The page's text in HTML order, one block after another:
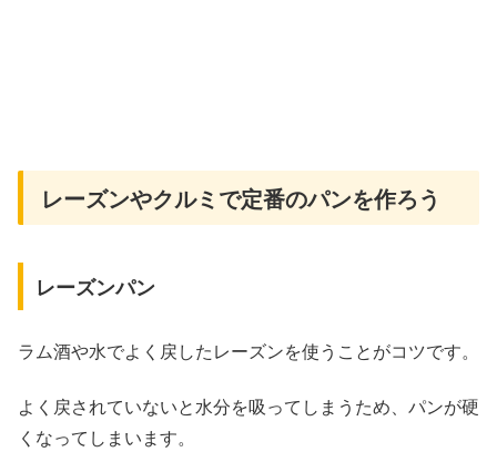
レーズンやクルミで定番のパンを作ろう
レーズンパン
ラム酒や水でよく戻したレーズンを使うことがコツです。
よく戻されていないと水分を吸ってしまうため、パンが硬
くなってしまいます。